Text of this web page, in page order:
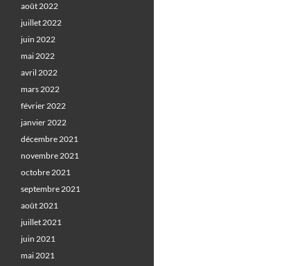
août 2022
juillet 2022
juin 2022
mai 2022
avril 2022
mars 2022
février 2022
janvier 2022
décembre 2021
novembre 2021
octobre 2021
septembre 2021
août 2021
juillet 2021
juin 2021
mai 2021